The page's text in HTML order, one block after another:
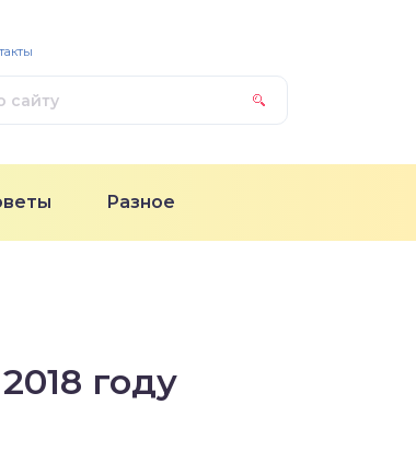
Разное
году